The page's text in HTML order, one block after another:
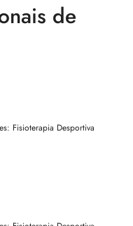
de
Fisioterapia Desportiva